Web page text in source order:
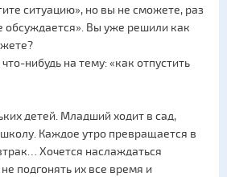
ситуацию», но вы не сможете, раз
обсуждается». Вы уже решили как
нибудь на тему: «как отпустить
детей. Младший ходит в сад,
Каждое утро превращается в
Хочется наслаждаться
подгонять их все время и